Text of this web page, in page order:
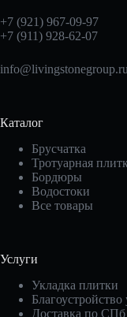
+7 (921) 967-09-97
+7 (911) 928-62-07
info@livingstonegroup.ru
Каталог
Брусчатка
Тротуарная
Бордюры
Водостоки
Все товары
Услуги
Укладка плитки
Благоустройство
Доставка по СПб